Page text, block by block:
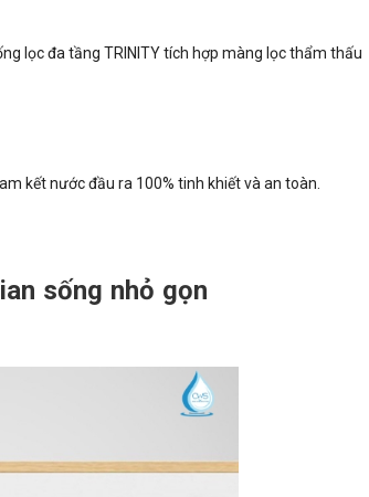
lọc đa tầng TRINITY tích hợp màng lọc thẩm thấu
kết nước đầu ra 100% tinh khiết và an toàn.
sống nhỏ gọn